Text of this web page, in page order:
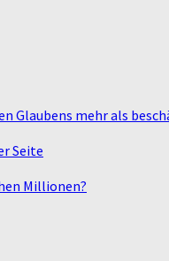
Glaubens mehr als
Seite
Millionen?